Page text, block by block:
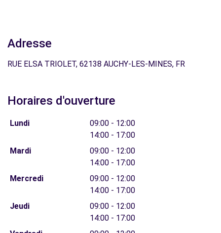
Adresse
RUE ELSA TRIOLET, 62138 AUCHY-LES-MINES, FR
Horaires d'ouverture
Lundi
09:00 - 12:00
14:00 - 17:00
Mardi
09:00 - 12:00
14:00 - 17:00
Mercredi
09:00 - 12:00
14:00 - 17:00
Jeudi
09:00 - 12:00
14:00 - 17:00